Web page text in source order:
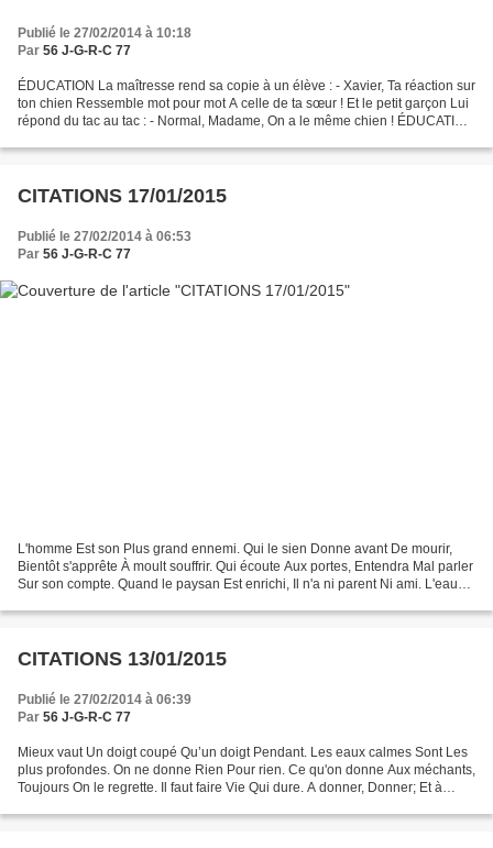
Publié le 27/02/2014 à 10:18
Par 56 J-G-R-C 77
ÉDUCATION La maîtresse rend sa copie à un élève : - Xavier, Ta réaction sur
ton chien Ressemble mot pour mot A celle de ta sœur ! Et le petit garçon Lui
répond du tac au tac : - Normal, Madame, On a le même chien ! ÉDUCATION
CITATIONS 17/01/2015
Publié le 27/02/2014 à 06:53
Par 56 J-G-R-C 77
L'homme Est son Plus grand ennemi. Qui le sien Donne avant De mourir,
Bientôt s'apprête À moult souffrir. Qui écoute Aux portes, Entendra Mal parler
Sur son compte. Quand le paysan Est enrichi, Il n'a ni parent Ni ami. L'eau
CITATIONS 13/01/2015
Publié le 27/02/2014 à 06:39
Par 56 J-G-R-C 77
Mieux vaut Un doigt coupé Qu’un doigt Pendant. Les eaux calmes Sont Les
plus profondes. On ne donne Rien Pour rien. Ce qu'on donne Aux méchants,
Toujours On le regrette. Il faut faire Vie Qui dure. A donner, Donner; Et à